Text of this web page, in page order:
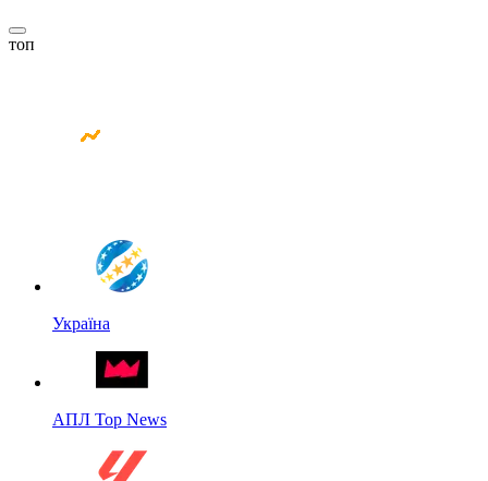
топ
Україна
АПЛ Top News